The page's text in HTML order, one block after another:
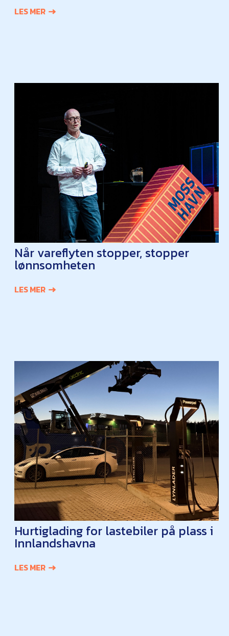
LES MER
Når vareflyten stopper, stopper
lønnsomheten
LES MER
Hurtiglading for lastebiler på plass i
Innlandshavna
LES MER